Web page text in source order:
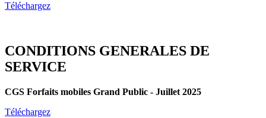
Téléchargez
CONDITIONS GENERALES DE
SERVICE
CGS Forfaits mobiles Grand Public - Juillet 2025
Téléchargez